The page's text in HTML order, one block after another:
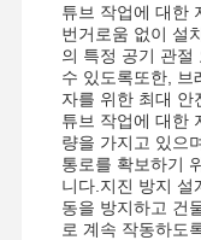
튜브 작업에 대한
번거로움 없이 설
의 특정 공기 관절
수 있도록또한, 브
자를 위한 최대 안
튜브 작업에 대한
량을 가지고 있으
통로를 확보하기
니다.지진 방지 설
동을 방지하고 건
로 계속 작동하도